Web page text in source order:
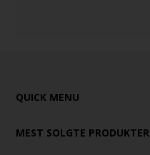
QUICK MENU
MEST SOLGTE PRODUKTER